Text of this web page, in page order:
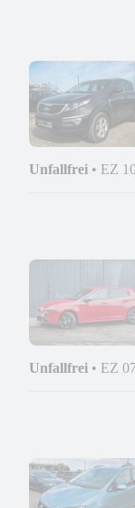
Unfallfrei • EZ
Unfallfrei • EZ